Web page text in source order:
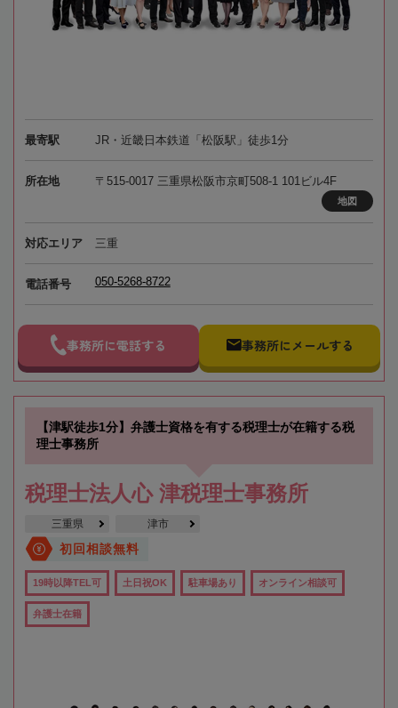
最寄駅 JR・近畿日本鉄道「松阪駅」徒歩1分
所在地 〒515-0017 三重県松阪市京町508-1 101ビル4F
地図
対応エリア 三重
電話番号 050-5268-8722
事務所に電話する 事務所にメールする
【津駅徒歩1分】弁護士資格を有する税理士が在籍する税
理士事務所
税理士法人心 津税理士事務所
三重県 津市
初回相談無料
19時以降TEL可 土日祝OK 駐車場あり オンライン相談可
弁護士在籍